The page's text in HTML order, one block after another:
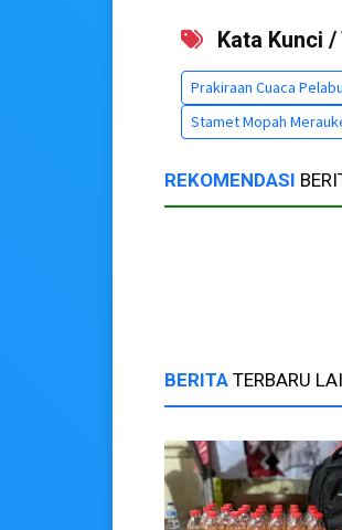
Kata Kunci /
Prakiraan Cuaca
Stamet Mopah
REKOMENDASI
BERITA TERBARU